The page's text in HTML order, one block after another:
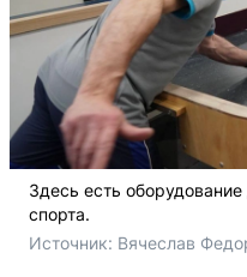
Здесь есть
спорта.
Источник: Вячеслав